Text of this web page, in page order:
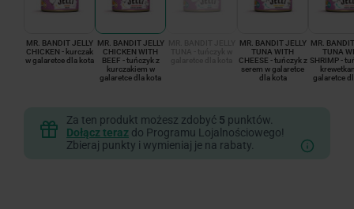
MR. BANDIT JELLY
CHICKEN - kurczak
w galaretce dla kota
MR. BANDIT JELLY
CHICKEN WITH
BEEF - tuńczyk z
kurczakiem w
galaretce dla kota
MR. BANDIT JELLY
TUNA WITH
CHEESE - tuńczyk z
serem w galaretce
dla kota
MR.
TUNA
SHRIMP -
galaretce
Za ten produkt możesz zdobyć 5 punktów.
Dołącz teraz do Programu Lojalnościowego!
Zbieraj punkty i wymieniaj je na rabaty.